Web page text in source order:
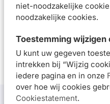
niet-noodzakelijke
noodzakelijke cookies.
Toestemming
U kunt uw gegeven
intrekken bij “Wijzig
iedere pagina en in onze
over hoe wij cookies
Cookiestatement.
Schrijf je nu in en ontvang
Meld je aan voor
en ontvang 5%
Neem contact met ons op
'verzonden' heeft bereikt
nog niet heeft ontvangen.
met PostNL en informeren
Mijnhuidonline